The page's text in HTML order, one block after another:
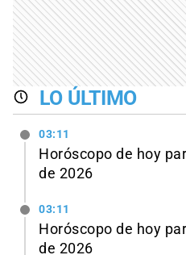
LO ÚLTIMO
03:11
Horóscopo de hoy
de 2026
03:11
Horóscopo de hoy
de 2026